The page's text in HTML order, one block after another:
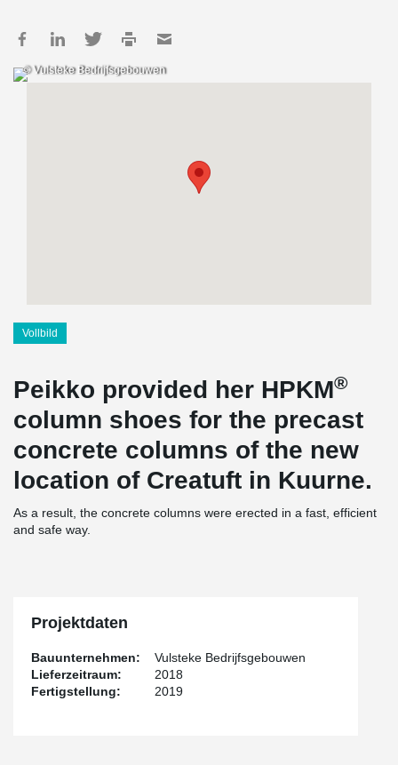
© Vulsteke Bedrijfsgebouwen
Vollbild
Peikko provided her HPKM®
column shoes for the precast
concrete columns of the new
location of Creatuft in Kuurne.
As a result, the concrete columns were erected in a fast, efficient
and safe way.
Projektdaten
Bauunternehmen:
Vulsteke Bedrijfsgebouwen
Lieferzeitraum:
2018
Fertigstellung:
2019